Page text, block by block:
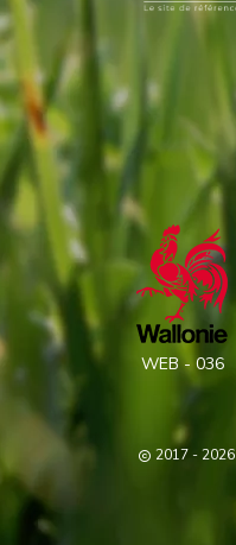
WEB - 036
2017 - 2026